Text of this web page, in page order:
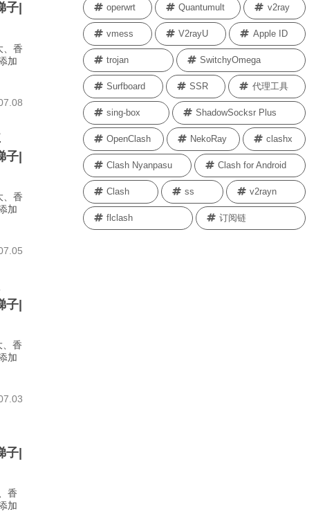
子|
、香
加
子|
、香
加
子|
、香
加
子|
香
加
operwrt Quantumult v2ray
vmess V2rayU Apple ID
trojan SwitchyOmega
Surfboard SSR 代理工具
sing-box ShadowSocksr Plus
OpenClash NekoRay clashx
Clash Nyanpasu Clash for Android
Clash ss v2rayn
flclash 订阅链